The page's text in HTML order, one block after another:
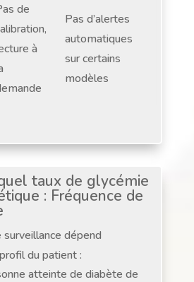
de
à
Pas d’alertes
automatiques
sur certains
modèles
taux de glycémie
: Fréquence de
dépend
du patient :
atteinte de diabète de